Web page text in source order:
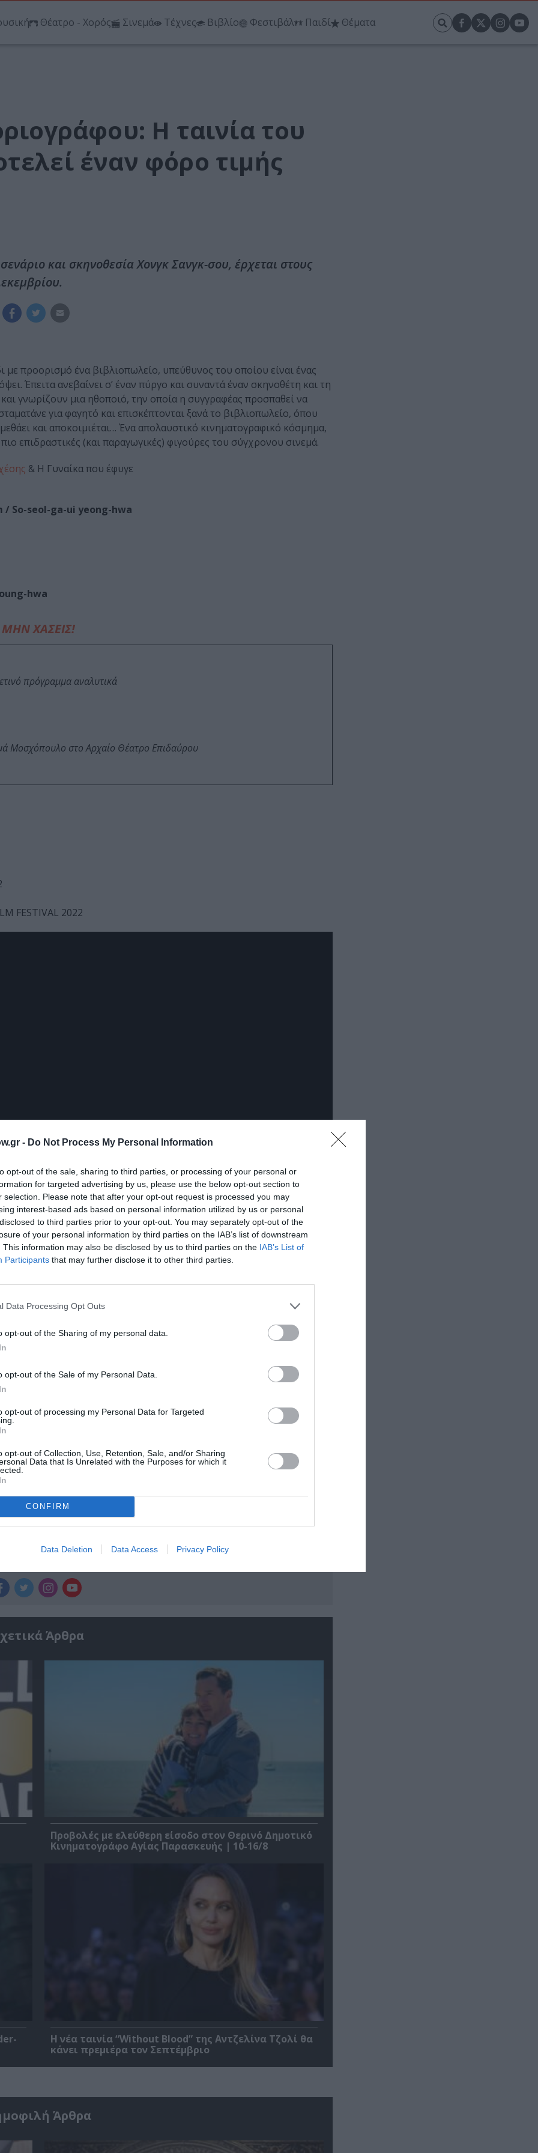
- Do Not Process My Personal Information
opt-out of the sale, sharing to third parties, or processing of your personal or
for targeted advertising by us, please use the below opt-out section to
selection. Please note that after your opt-out request is processed you may
interest-based ads based on personal information utilized by us or personal
to third parties prior to your opt-out. You may separately opt-out of the
of your personal information by third parties on the IAB’s list of downstream
This information may also be disclosed by us to third parties on the IAB’s List of
Participants that may further disclose it to other third parties.
Data Processing Opt Outs
opt-out of the Sharing of my personal data.
opt-out of the Sale of my Personal Data.
opt-out of processing my Personal Data for Targeted
opt-out of Collection, Use, Retention, Sale, and/or Sharing
Data that Is Unrelated with the Purposes for which it
CONFIRM
Data Deletion Data Access Privacy Policy
Θέατρο - Χορός Σινεμά Τέχνες Βιβλίο Φεστιβάλ Παιδί Θέματα
Η ταινία του
έναν φόρο τιμής
και σκηνοθεσία Χονγκ Σανγκ-σου, έρχεται στους
με προορισμό ένα βιβλιοπωλείο, υπεύθυνος του οποίου είναι ένας
Έπειτα ανεβαίνει σ’ έναν πύργο και συναντά έναν σκηνοθέτη και τη
γνωρίζουν μια ηθοποιό, την οποία η συγγραφέας προσπαθεί να
για φαγητό και επισκέπτονται ξανά το βιβλιοπωλείο, όπου
και αποκοιμιέται… Ένα απολαυστικό κινηματογραφικό κόσμημα,
επιδραστικές (και παραγωγικές) φιγούρες του σύγχρονου σινεμά.
& Η Γυναίκα που έφυγε
/ So-seol-ga-ui yeong-hwa
hwa
ΜΗΝ ΧΑΣΕΙΣ!
πρόγραμμα αναλυτικά
Μοσχόπουλο στο Αρχαίο Θέατρο Επιδαύρου
FESTIVAL 2022
πρώτοι όλες τις ειδήσεις
στοCulturenow.gr
Δες εδώ!❯
ΞΕΝΕΣ ΤΑΙΝΙΕΣ ΣΙΝΕΦΙΛ
και τον Πολιτισμό!
Άρθρα
Προβολές με ελεύθερη είσοδο στον Θερινό Δημοτικό
Κινηματογράφο Αγίας Παρασκευής | 10-16/8
Η νέα ταινία “Without Blood” της Αντζελίνα Τζολί θα
κάνει πρεμιέρα τον Σεπτέμβριο
Άρθρα